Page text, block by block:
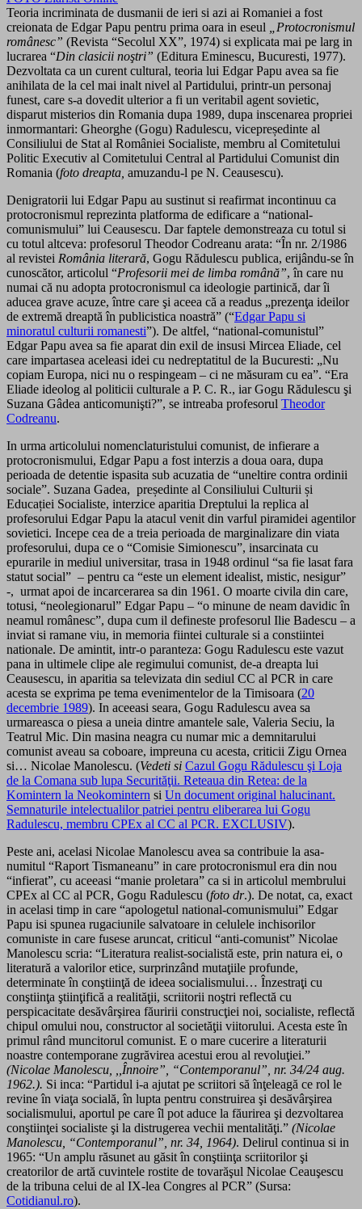
Teoria incriminata de dusmanii de ieri si azi ai Romaniei a fost
creionata de Edgar Papu pentru prima oara in eseul
„Protocronismul
românesc” (Revista “Secolul XX”, 1974) si explicata mai pe larg in
lucrarea “Din clasicii noştri” (Editura Eminescu, Bucuresti, 1977).
Dezvoltata ca un curent cultural, teoria lui Edgar Papu avea sa fie
anihilata de la cel mai inalt nivel al Partidului, printr-un personaj
funest, care s-a dovedit ulterior a fi un veritabil agent sovietic,
disparut misterios din Romania dupa 1989, dupa inscenarea propriei
inmormantari: Gheorghe (Gogu) Radulescu, vicepreședinte al
Consiliului de Stat al României Socialiste, membru al Comitetului
Politic Executiv al Comitetului Central al Partidului Comunist din
Romania (foto dreapta, amuzandu-l pe N. Ceausescu).
Denigratorii lui Edgar Papu au sustinut si reafirmat incontinuu ca
protocronismul reprezinta platforma de edificare a “national-
comunismului” lui Ceausescu. Dar faptele demonstreaza cu totul si
cu totul altceva: profesorul Theodor Codreanu arata: “În nr. 2/1986
al revistei România literară, Gogu Rădulescu publica, erijându-se în
cunoscător, articolul “Profesorii mei de limba română”, în care nu
numai că nu adopta protocronismul ca ideologie partinică, dar îi
aducea grave acuze, între care şi aceea că a readus „prezenţa ideilor
de extremă dreaptă în publicistica noastră” (“Edgar Papu si
minoratul culturii romanesti”). De altfel, “national-comunistul”
Edgar Papu avea sa fie aparat din exil de insusi Mircea Eliade, cel
care impartasea aceleasi idei cu nedreptatitul de la Bucuresti: „Nu
copiam Europa, nici nu o respingeam – ci ne măsuram cu ea”. “Era
Eliade ideolog al politicii culturale a P. C. R., iar Gogu Rădulescu şi
Suzana Gâdea anticomunişti?”, se intreaba profesorul Theodor
Codreanu.
In urma articolului nomenclaturistului comunist, de infierare a
protocronismului, Edgar Papu a fost interzis a doua oara, dupa
perioada de detentie ispasita sub acuzatia de “uneltire contra ordinii
sociale”. Suzana Gadea, președinte al Consiliului Culturii și
Educației Socialiste, interzice aparitia Dreptului la replica al
profesorului Edgar Papu la atacul venit din varful piramidei agentilor
sovietici. Incepe cea de a treia perioada de marginalizare din viata
profesorului, dupa ce o “Comisie Simionescu”, insarcinata cu
epurarile in mediul universitar, trasa in 1948 ordinul “sa fie lasat fara
statut social” – pentru ca “este un element idealist, mistic, nesigur”
-, urmat apoi de incarcerarea sa din 1961. O moarte civila din care,
totusi, “neolegionarul” Edgar Papu – “o minune de neam davidic în
neamul românesc”, dupa cum il defineste profesorul Ilie Badescu – a
inviat si ramane viu, in memoria fiintei culturale si a constiintei
nationale. De amintit, intr-o paranteza: Gogu Radulescu este vazut
pana in ultimele clipe ale regimului comunist, de-a dreapta lui
Ceausescu, in aparitia sa televizata din sediul CC al PCR in care
acesta se exprima pe tema evenimentelor de la Timisoara (20
decembrie 1989). In aceeasi seara, Gogu Radulescu avea sa
urmareasca o piesa a uneia dintre amantele sale, Valeria Seciu, la
Teatrul Mic. Din masina neagra cu numar mic a demnitarului
comunist aveau sa coboare, impreuna cu acesta, criticii Zigu Ornea
si… Nicolae Manolescu. (Vedeti si Cazul Gogu Rădulescu şi Loja
de la Comana sub lupa Securităţii. Reteaua din Retea: de la
Komintern la Neokomintern si Un document original halucinant.
Semnaturile intelectualilor patriei pentru eliberarea lui Gogu
Radulescu, membru CPEx al CC al PCR. EXCLUSIV).
Peste ani, acelasi Nicolae Manolescu avea sa contribuie la asa-
numitul “Raport Tismaneanu” in care protocronismul era din nou
“infierat”, cu aceeasi “manie proletara” ca si in articolul membrului
CPEx al CC al PCR, Gogu Radulescu (foto dr.). De notat, ca, exact
in acelasi timp in care “apologetul national-comunismului” Edgar
Papu isi spunea rugaciunile salvatoare in celulele inchisorilor
comuniste in care fusese aruncat, criticul “anti-comunist” Nicolae
Manolescu scria: “Literatura realist-socialistă este, prin natura ei, o
literatură a valorilor etice, surprinzând mutaţiile profunde,
determinate în conştiinţă de ideea socialismului… Înzestraţi cu
conştiinţa ştiinţifică a realităţii, scriitorii noştri reflectă cu
perspicacitate desăvârşirea făuririi construcţiei noi, socialiste, reflectă
chipul omului nou, constructor al societăţii viitorului. Acesta este în
primul rând muncitorul comunist. E o mare cucerire a literaturii
noastre contemporane zugrăvirea acestui erou al revoluţiei.”
(Nicolae Manolescu, ,,Înnoire”, “Contemporanul”, nr. 34/24 aug.
1962.). Si inca: “Partidul i-a ajutat pe scriitori să înţeleagă ce rol le
revine în viaţa socială, în lupta pentru construirea şi desăvârşirea
socialismului, aportul pe care îl pot aduce la făurirea şi dezvoltarea
conştiinţei socialiste şi la distrugerea vechii mentalităţi.” (Nicolae
Manolescu, “Contemporanul”, nr. 34, 1964). Delirul continua si in
1965: “Un amplu răsunet au găsit în conştiinţa scriitorilor şi
creatorilor de artă cuvintele rostite de tovarăşul Nicolae Ceauşescu
de la tribuna celui de al IX-lea Congres al PCR” (Sursa:
Cotidianul.ro).